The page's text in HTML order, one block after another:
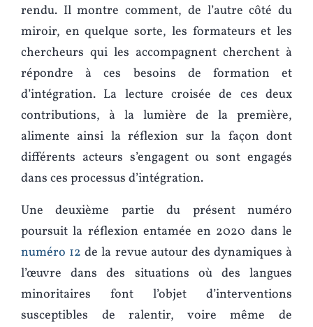
rendu. Il montre comment, de l’autre côté du
miroir, en quelque sorte, les formateurs et les
chercheurs qui les accompagnent cherchent à
répondre à ces besoins de formation et
d’intégration. La lecture croisée de ces deux
contributions, à la lumière de la première,
alimente ainsi la réflexion sur la façon dont
différents acteurs s’engagent ou sont engagés
dans ces processus d’intégration.
Une deuxième partie du présent numéro
poursuit la réflexion entamée en 2020 dans le
numéro 12 de la revue autour des dynamiques à
l’œuvre dans des situations où des langues
minoritaires font l’objet d’interventions
susceptibles de ralentir, voire même de